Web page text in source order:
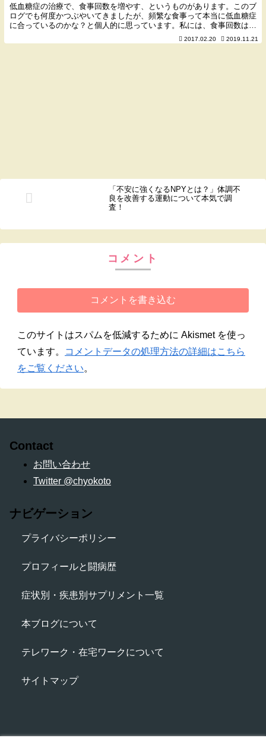
低血糖症の治療で、食事回数を増やす、というものがあります。このブ
ログでも何度かつぶやいてきましたが、頻繁な食事って本当に低血糖症
に合っているのかな？と個人的に思っています。私には、食事回数は少
ない方が合っているような気がしているのですが、そ...
2017.02.20 2019.11.21
「不安に強くなるNPYとは？」体調不
良を改善する運動について本気で調
査！
コメント
コメントを書き込む
このサイトはスパムを低減するために Akismet を使っ
ています。
コメントデータの処理方法の詳細はこちら
をご覧ください。
Contact
お問い合わせ
Twitter @chyokoto
ナビゲーション
プライバシーポリシー
プロフィールと闘病歴
症状別・疾患別サプリメント一覧
本ブログについて
テレワーク・在宅ワークについて
サイトマップ